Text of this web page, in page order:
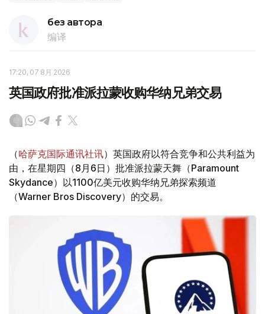
без автора
编译
17:20, 07 8月 2026
英国政府批准派拉蒙收购华纳兄弟交易
（哈萨克国际通讯社讯）英国政府以符合竞争和公共利益为
由，在星期四（8月6日）批准派拉蒙天舞（Paramount
Skydance）以1100亿美元收购华纳兄弟探索频道
（Warner Bros Discovery）的交易。